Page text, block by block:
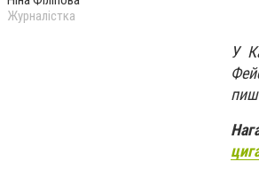
Журналістка
У